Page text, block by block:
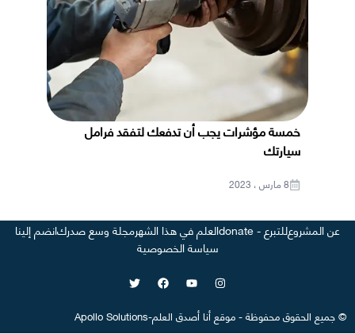
خمسة مؤشرات يجب أن تدفعك لتفقد فرامل
سيارتك
8 مارس ، 2023
عن المشروعللتبرع - donate العلم في هذا الشهرمجلة وسع صدركانضم إلينا
سياسة الخصوصية
©جميع الحقوق محفوظة-موقعأنا أصدق العلم-
Apollo Solutions